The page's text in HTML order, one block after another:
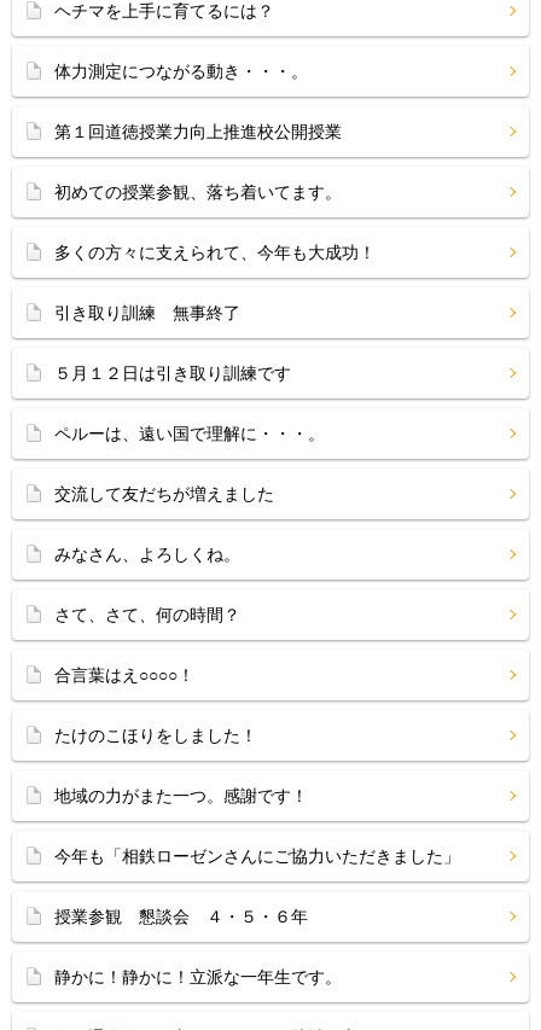
ヘチマを上手に育てるには？
体力測定につながる動き・・・。
第１回道徳授業力向上推進校公開授業
初めての授業参観、落ち着いてます。
多くの方々に支えられて、今年も大成功！
引き取り訓練 無事終了
５月１２日は引き取り訓練です
ペルーは、遠い国で理解に・・・。
交流して友だちが増えました
みなさん、よろしくね。
さて、さて、何の時間？
合言葉はえ○○○○！
たけのこほりをしました！
地域の力がまた一つ。感謝です！
今年も「相鉄ローゼンさんにご協力いただきました」
授業参観 懇談会 ４・５・６年
静かに！静かに！立派な一年生です。